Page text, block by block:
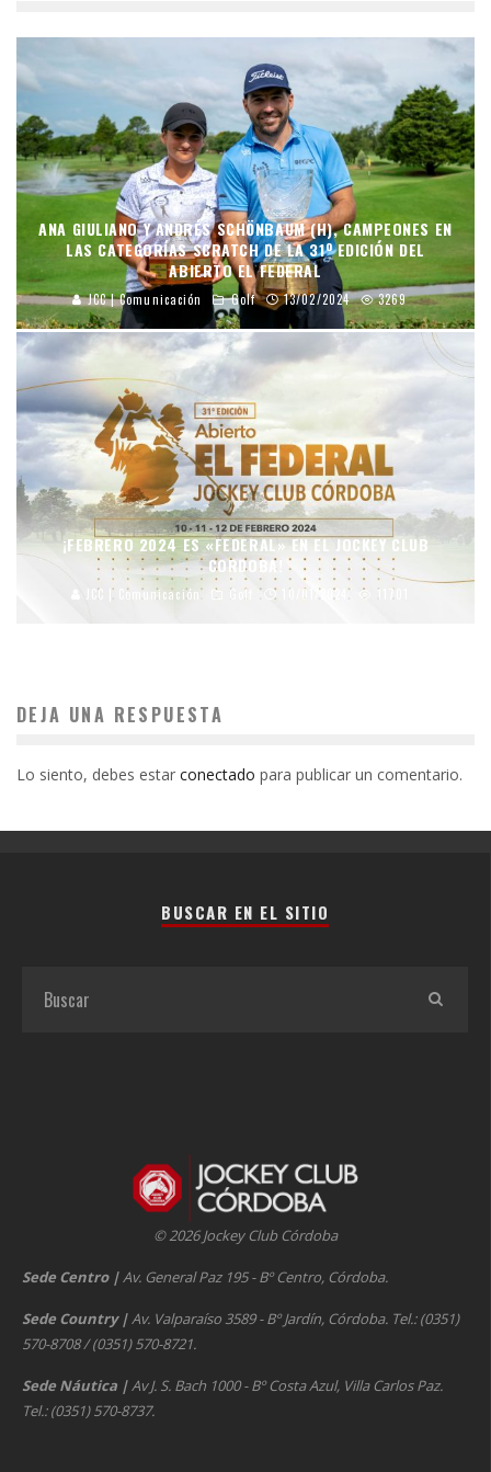
ANA GIULIANO Y ANDRÉS SCHÖNBAUM (H), CAMPEONES EN
LAS CATEGORÍAS SCRATCH DE LA 31º EDICIÓN DEL
ABIERTO EL FEDERAL
JCC | Comunicación Golf 13/02/2024 3269
¡FEBRERO 2024 ES «FEDERAL» EN EL JOCKEY CLUB
CORDOBA!
JCC | Comunicación Golf 10/01/2024 11701
DEJA UNA RESPUESTA
Lo siento, debes estar conectado para publicar un comentario.
BUSCAR EN EL SITIO
© 2026 Jockey Club Córdoba
Sede Centro |Av. General Paz 195 - Bº Centro, Córdoba.
Sede Country |Av. Valparaíso 3589 - Bº Jardín, Córdoba. Tel.: (0351)
570-8708 / (0351) 570-8721.
Sede Náutica |Av J. S. Bach 1000 - Bº Costa Azul, Villa Carlos Paz.
Tel.: (0351) 570-8737.